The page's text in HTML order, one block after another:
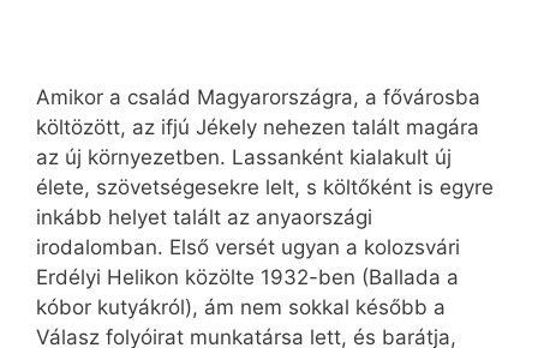
Amikor a család Magyarországra, a fővárosba
költözött, az ifjú Jékely nehezen talált magára
az új környezetben. Lassanként kialakult új
élete, szövetségesekre lelt, s költőként is egyre
inkább helyet talált az anyaországi
irodalomban. Első versét ugyan a kolozsvári
Erdélyi Helikon közölte 1932-ben (Ballada a
kóbor kutyákról), ám nem sokkal később a
Válasz folyóirat munkatársa lett, és barátja,